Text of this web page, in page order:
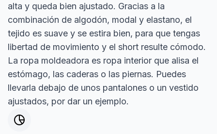
alta y queda bien ajustado. Gracias a la
combinación de algodón, modal y elastano, el
tejido es suave y se estira bien, para que tengas
libertad de movimiento y el short resulte cómodo.
La ropa moldeadora es ropa interior que alisa el
estómago, las caderas o las piernas. Puedes
llevarla debajo de unos pantalones o un vestido
ajustados, por dar un ejemplo.